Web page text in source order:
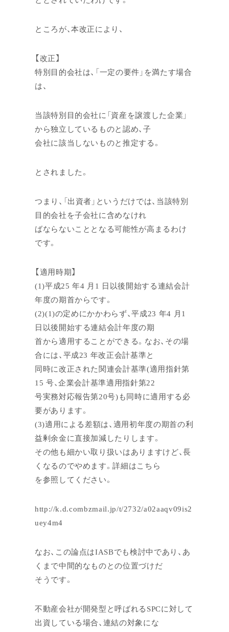
ところが、本改正により、
【改正】
特別目的会社は、「一定の要件」を満たす場合
は、
当該特別目的会社に「資産を譲渡した企業」
から独立しているものと認め、子
会社に該当しないものと推定する。
とされました。
つまり、「出資者」というだけでは、当該特別
目的会社を子会社に含めなけれ
ばならないこととなる可能性が高まるわけ
です。
【適用時期】
(1)平成25 年4 月1 日以後開始する連結会計
年度の期首からです。
(2)(1)の定めにかかわらず、平成23 年4 月1
日以後開始する連結会計年度の期
首から適用することができる。なお、その場
合には、平成23 年改正会計基準と
同時に改正された関連会計基準(適用指針第
15 号、企業会計基準適用指針第22
号実務対応報告第20号)も同時に適用する必
要があります。
(3)適用による差額は、適用初年度の期首の利
益剰余金に直接加減したりします。
その他も細かい取り扱いはありますけど、長
くなるのでやめます。詳細はこちら
を参照してください。
http://k.d.combzmail.jp/t/2732/a02aaqv09is2
uey4m4
なお、この論点はIASBでも検討中であり、あ
くまで中間的なものとの位置づけだ
そうです。
不動産会社が開発型と呼ばれるSPCに対して
出資している場合、連結の対象にな